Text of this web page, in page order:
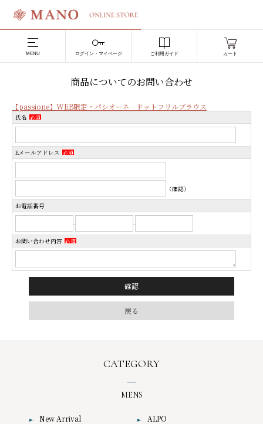
MENU ログイン・マイページ ご利用ガイド カート
商品についてのお問い合わせ
【passione】WEB限定・パシオーネ ドットフリルブラウス
氏名 必須
Eメールアドレス 必須
（確認）
お電話番号
- -
お問い合わせ内容 必須
CATEGORY
MENS
New Arrival
ALPO